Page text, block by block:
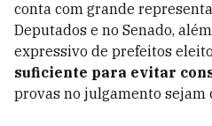
conta com grande
Deputados e no Senado,
expressivo de prefeitos
suficiente para evitar
provas no julgamento sejam